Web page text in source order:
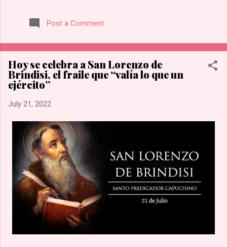
custodia de los prisioneros. 🙏🏽 Recibió instrucción religiosa
de los Padres Blancos. 🙏🏽 Recibió el bautismo al día
Cuando el rey de Burgunda, hoy Uganda, le ordenó retractarse
de su fe, rehusó. Junto con otros mártires se le condujo en
una marcha hacia la aldea de Namugongo, a unos 60 kms de
su hogar. 🙏🏽 Según la costumbre, se ejecutaba a un
prisionero en cada cruce de camino, él fue el primero en caer
Lubawo, fue alanceado y decapitado y sus restos dejados al
borde del camino....
Post a Comment
Hoy se celebra a San Lorenzo de
Brindisi, el fraile que “valía lo que un
ejército”
July 21, 2022